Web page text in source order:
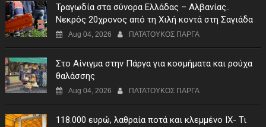
Τραγωδία στα σύνορα Ελλάδας – Αλβανίας..
Νεκρός 20χρονος από τη Χιλή κοντά στη Σαγιάδα
Aug 04, 2026 ΠΑΤΑΤΟΥΚΟΣ ΠΑΡΓΑ
Στο Αίνιγμα στην Πάργα για κοσμήματα και ρούχα
θαλάσσης
Aug 04, 2026 ΠΑΤΑΤΟΥΚΟΣ ΠΑΡΓΑ
118.000 ευρώ, λαθραία ποτά και κλεμμένο ΙΧ- Τι